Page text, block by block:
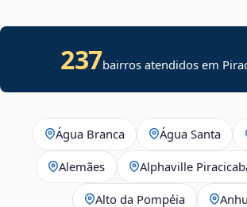
237bairros atendidos em
Água Branca Água Santa
Alemães Alphaville
Alto da Pompéia